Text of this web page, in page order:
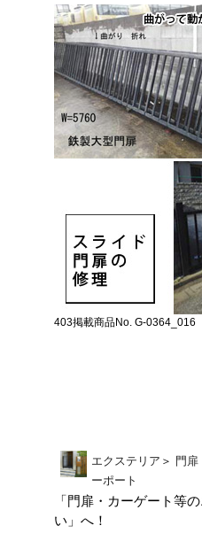
403掲載商品No. G-0364_016
エクステリア ＞ 門扉
ーポート
「門扉・カーゲート等
い」へ！